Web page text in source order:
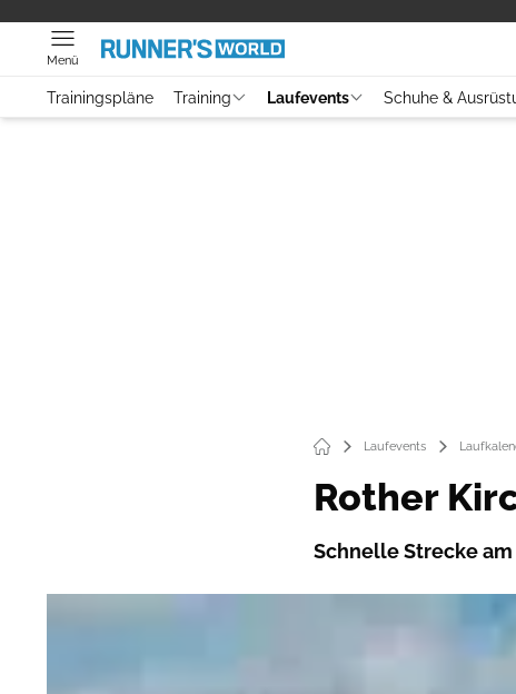
Menü
Trainingspläne Training Laufevents Schuhe &
Laufevents
Rother
Schnelle Strecke